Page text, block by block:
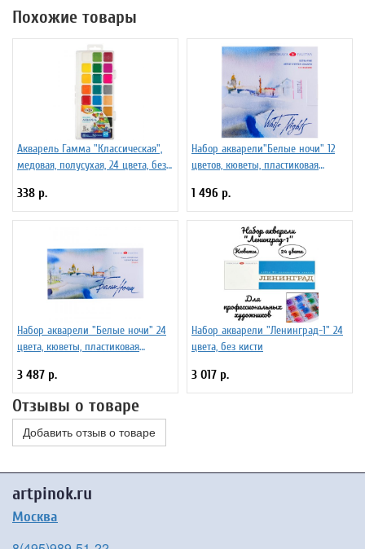
Похожие товары
Акварель Гамма "Классическая",
медовая, полусухая, 24 цвета, без
338 р.
Набор акварели"Белые ночи" 12
цветов, кюветы, пластиковая
1 496 р.
Набор акварели "Белые ночи" 24
цвета, кюветы, пластиковая
3 487 р.
Набор акварели "Ленинград-1" 24
цвета, без кисти
3 017 р.
Отзывы о товаре
Добавить отзыв о товаре
artpinok.ru
Москва